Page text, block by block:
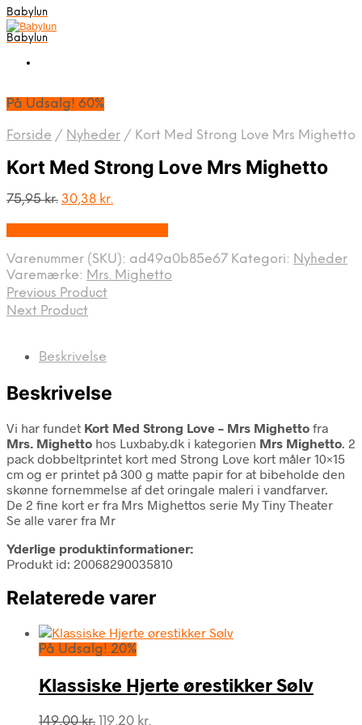
Babylun
Babylun
På Udsalg! 60%
Forside / Nyheder / Kort Med Strong Love Mrs Mighetto
Kort Med Strong Love Mrs Mighetto
75,95kr. Den
75,95 kr..
30,38 kr.Den
30,38 kr..
Varenummer (SKU): ad49a0b85e67 Kategori: Nyheder
Varemærke: Mrs. Mighetto
Previous Product
Next Product
Beskrivelse
Beskrivelse
Vi har fundet Kort Med Strong Love – Mrs Mighetto fra
Mrs. Mighetto hos Luxbaby.dk i kategorien Mrs Mighetto. 2
pack dobbeltprintet kort med Strong Love kort måler 10×15
cm og er printet på 300 g matte papir for at bibeholde den
skønne fornemmelse af det oringale maleri i vandfarver.
De 2 fine kort er fra Mrs Mighettos serie My Tiny Theater
Se alle varer fra Mr
Yderlige produktinformationer:
Produkt id: 20068290035810
Relaterede varer
På Udsalg! 20%
Klassiske Hjerte ørestikker Sølv
149,00kr. Den
119,20 kr.